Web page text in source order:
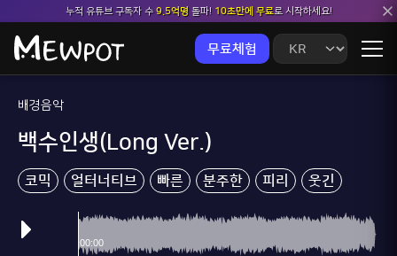
누적 유튜브 구독자 수9.5억명돌파! 10초만에 무료로 시작하세요!
무료체험
배경음악
백수인생(Long Ver.)
코믹 얼터너티브 빠른 분주한 피리 웃긴